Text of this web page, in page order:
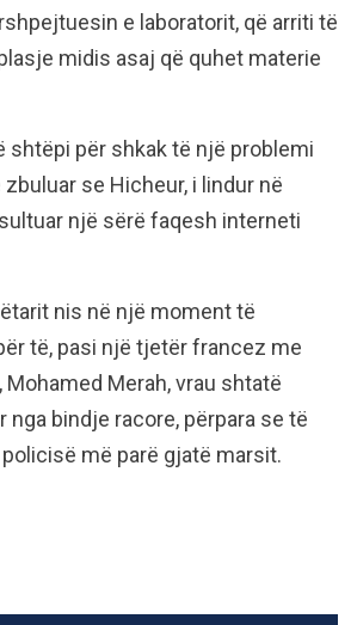
e laboratorit, që arriti të
midis asaj që quhet materie
shtëpi për shkak të një problemi
se Hicheur, i lindur në
një sërë faqesh interneti
nis në një moment të
të, pasi një tjetër francez me
Merah, vrau shtatë
nga bindje racore, përpara se të
më parë gjatë marsit.